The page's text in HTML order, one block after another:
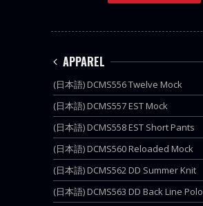
APPAREL
(日本語) DCMS556 Twelve Mock
(日本語) DCMS557 EST Mock
(日本語) DCMS558 EST Short Pants
(日本語) DCMS560 Reloaded Mock
(日本語) DCMS562 DD Summer Knit
(日本語) DCMS563 DD Back Line Polo